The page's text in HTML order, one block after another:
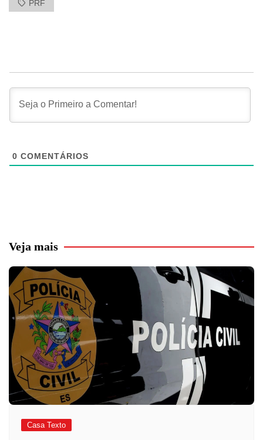
PRF
0 COMENTÁRIOS
Veja mais
Casa Texto